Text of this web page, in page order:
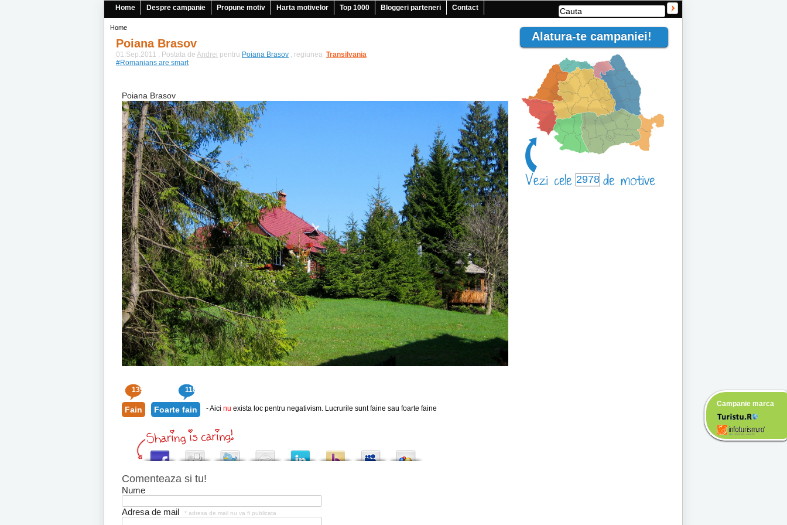
Campanie marca
Home Despre campanie Propune motiv Harta motivelor Top 1000 Bloggeri parteneri Contact
Home
Poiana Brasov
01.Sep.2011 . Postata de Andrei pentru Poiana Brasov , regiunea Transilvania
|
#Romanians are smart
Poiana Brasov
139 118
Fain Foarte fain - Aici nu exista loc pentru negativism. Lucrurile sunt faine sau foarte faine
Comenteaza si tu!
Nume
Adresa de mail * adresa de mail nu va fi publicata
Alatura-te campaniei!
2978